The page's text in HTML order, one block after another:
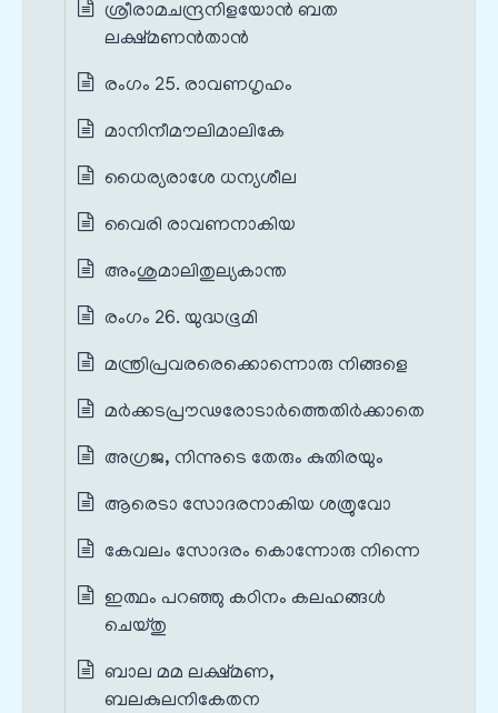
ശ്രീരാമചന്ദ്രനിളയോൻ ബത
ലക്ഷ്മണൻതാൻ
രംഗം 25. രാവണഗൃഹം
മാനിനീമൗലിമാലികേ
ധൈര്യരാശേ ധന്യശീല
വൈരി രാവണനാകിയ
അംശുമാലിതുല്യകാന്ത
രംഗം 26. യുദ്ധഭൂമി
മന്ത്രിപ്രവരരെക്കൊന്നൊരു നിങ്ങളെ
മർക്കടപ്രൗഢരോടാർത്തെതിർക്കാതെ
അഗ്രജ, നിന്നുടെ തേരും കുതിരയും
ആരെടാ സോദരനാകിയ ശത്രുവോ
കേവലം സോദരം കൊന്നോരു നിന്നെ
ഇത്ഥം പറഞ്ഞു കഠിനം കലഹങ്ങൾ
ചെയ്തു
ബാല മമ ലക്ഷ്മണ,
ബലകുലനികേതന